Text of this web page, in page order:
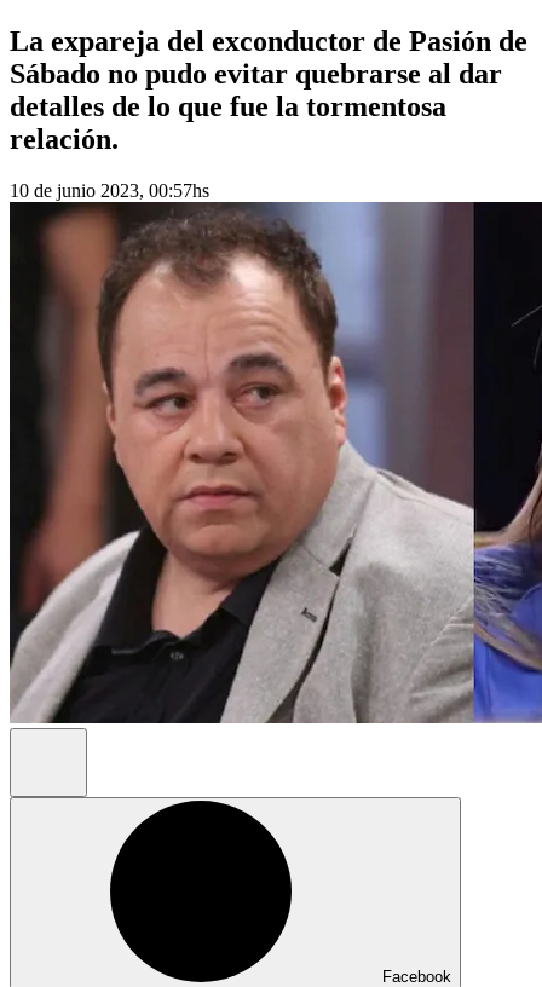
La expareja del exconductor de Pasión de
Sábado no pudo evitar quebrarse al dar
detalles de lo que fue la tormentosa
relación.
10 de junio 2023, 00:57hs
Facebook